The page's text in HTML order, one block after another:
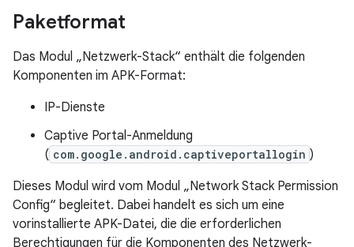
Paketformat
Das Modul „Netzwerk-Stack“ enthält die folgenden
Komponenten im APK-Format:
IP-Dienste
Captive Portal-Anmeldung
( com.google.android.captiveportallogin )
Dieses Modul wird vom Modul „Network Stack Permission
Config“ begleitet. Dabei handelt es sich um eine
vorinstallierte APK-Datei, die die erforderlichen
Berechtigungen für die Komponenten des Netzwerk-